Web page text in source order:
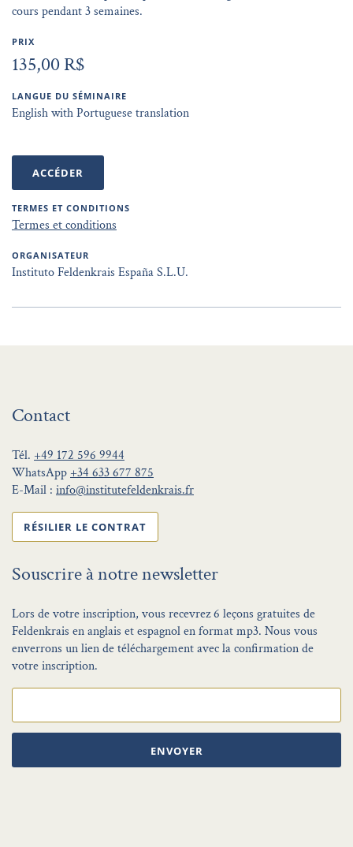
cours pendant 3 semaines.
PRIX
135,00 R$
LANGUE DU SÉMINAIRE
English with Portuguese translation
ACCÉDER
TERMES ET CONDITIONS
Termes et conditions
ORGANISATEUR
Instituto Feldenkrais España S.L.U.
Contact
Tél. +49 172 596 9944
WhatsApp +34 633 677 875
E-Mail : info@institutefeldenkrais.fr
RÉSILIER LE CONTRAT
Souscrire à notre newsletter
Lors de votre inscription, vous recevrez 6 leçons gratuites de
Feldenkrais en anglais et espagnol en format mp3. Nous vous
enverrons un lien de téléchargement avec la confirmation de
votre inscription.
ENVOYER